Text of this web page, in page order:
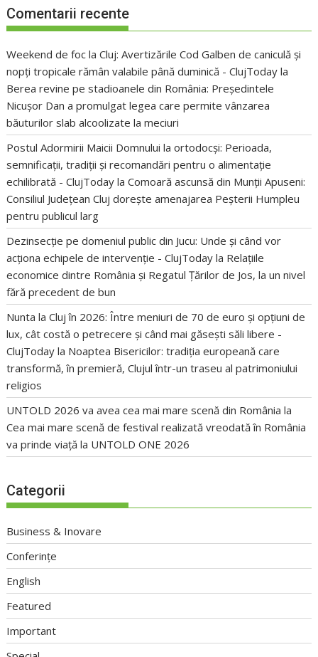
Comentarii recente
Weekend de foc la Cluj: Avertizările Cod Galben de caniculă și
nopți tropicale rămân valabile până duminică - ClujToday la
Berea revine pe stadioanele din România: Președintele
Nicușor Dan a promulgat legea care permite vânzarea
băuturilor slab alcoolizate la meciuri
Postul Adormirii Maicii Domnului la ortodocși: Perioada,
semnificații, tradiții și recomandări pentru o alimentație
echilibrată - ClujToday laComoară ascunsă din Munții Apuseni:
Consiliul Județean Cluj dorește amenajarea Peșterii Humpleu
pentru publicul larg
Dezinsecție pe domeniul public din Jucu: Unde și când vor
acționa echipele de intervenție - ClujToday la Relațiile
economice dintre România și Regatul Țărilor de Jos, la un nivel
fără precedent de bun
Nunta la Cluj în 2026: Între meniuri de 70 de euro și opțiuni de
lux, cât costă o petrecere și când mai găsești săli libere -
ClujToday la Noaptea Bisericilor: tradiția europeană care
transformă, în premieră, Clujul într-un traseu al patrimoniului
religios
UNTOLD 2026 va avea cea mai mare scenă din România la
Cea mai mare scenă de festival realizată vreodată în România
va prinde viață la UNTOLD ONE 2026
Categorii
Business & Inovare
Conferințe
English
Featured
Important